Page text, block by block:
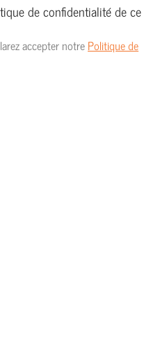
de confidentialité de ce
accepter notrePolitique de